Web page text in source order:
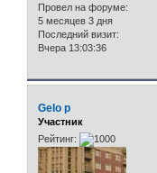
Провел на форуме:
5 месяцев 3 дня
Последний визит:
Вчера 13:03:36
Gelo p
Участник
Рейтинг: